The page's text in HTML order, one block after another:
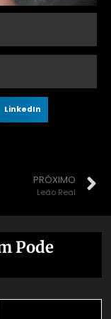
LinkedIn
PRÓXIMO
Leão Real
Pode